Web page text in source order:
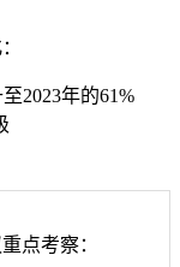
2023年的61%
点考察：